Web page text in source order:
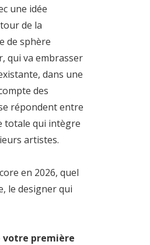
une idée
de la
de sphère
qui va embrasser
dans une
des
répondent entre
totale qui intègre
artistes.
en 2026, quel
le designer qui
votre première